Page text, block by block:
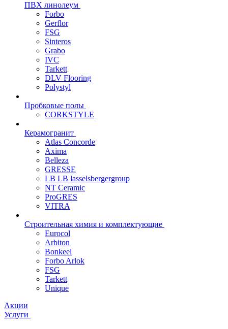
ПВХ линолеум
Forbo
Gerflor
FSG
Sinteros
Grabo
IVC
Tarkett
DLV Flooring
Polystyl
Пробковые полы
CORKSTYLE
Керамогранит
Atlas Concorde
Axima
Belleza
GRESSE
LB LB lasselsbergergroup
NT Ceramic
ProGRES
VITRA
Строительная химия и комплектующие
Eurocol
Arbiton
Bonkeel
Forbo Arlok
FSG
Tarkett
Unique
Акции
Услуги